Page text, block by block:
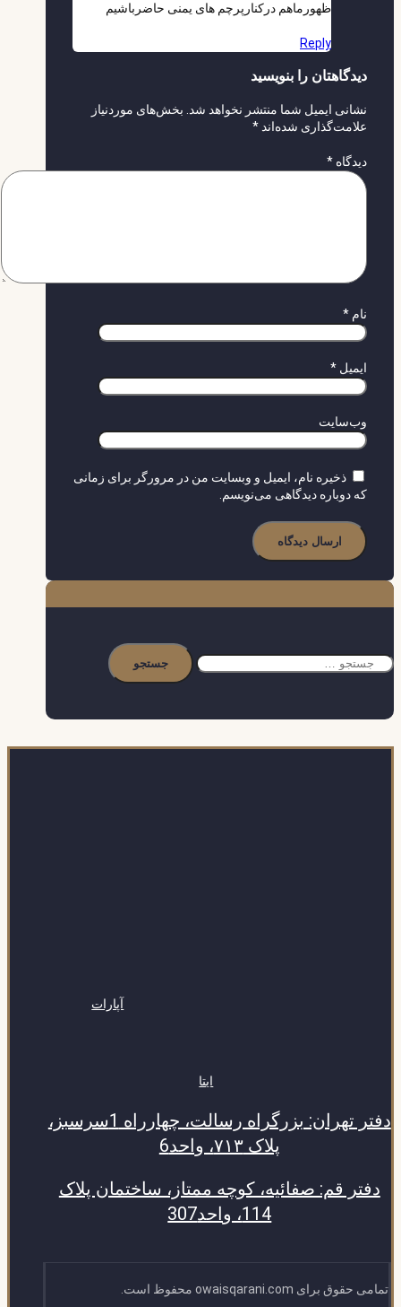
ظهورماهم درکنارپرچم های یمنی حاضرباشیم
Reply
دیدگاهتان را بنویسید
نشانی ایمیل شما منتشر نخواهد شد. بخش‌های موردنیاز
علامت‌گذاری شده‌اند *
دیدگاه *
نام *
ایمیل *
وب‌سایت
ذخیره نام، ایمیل و وبسایت من در مرورگر برای زمانی
که دوباره دیدگاهی می‌نویسم.
برای:
ایتا
آپارات
دفتر تهران: بزرگراه رسالت، چهارراه 1سرسبز،
پلاک ۷۱۳، واحد6
دفتر قم: صفائیه، کوچه ممتاز، ساختمان پلاک
114، واحد307
تمامی حقوق برای owaisqarani.com محفوظ است.